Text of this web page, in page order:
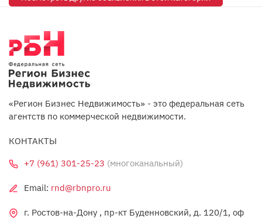
«Регион Бизнес Недвижимость» - это федеральная сеть
агентств по коммерческой недвижимости.
КОНТАКТЫ
+7 (961) 301-25-23 (многоканальный)
Email: rnd@rbnpro.ru
г. Ростов-на-Дону , пр-кт Буденновский, д. 120/1, оф